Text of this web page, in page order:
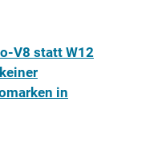
V8 statt W12
in